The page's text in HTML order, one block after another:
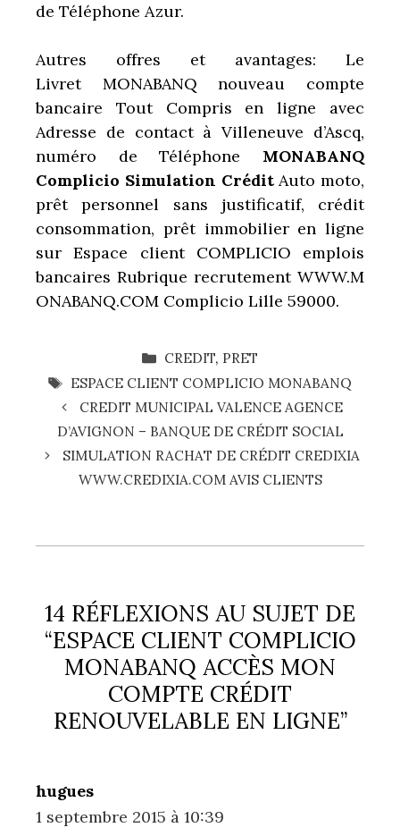
de Téléphone Azur.
Autres offres et avantages: Le
Livret MONABANQ nouveau compte
bancaire Tout Compris en ligne avec
Adresse de contact à Villeneuve d’Ascq,
numéro de Téléphone MONABANQ
Complicio Simulation CréditAuto moto,
prêt personnel sans justificatif, crédit
consommation, prêt immobilier en ligne
sur Espace client COMPLICIO emplois
bancaires Rubrique recrutement WWW.M
ONABANQ.COM Complicio Lille 59000.
CATÉGORIES
CREDIT, PRET
ÉTIQUETTES
ESPACE CLIENT COMPLICIO MONABANQ
CREDIT MUNICIPAL VALENCE AGENCE
D’AVIGNON – BANQUE DE CRÉDIT SOCIAL
SIMULATION RACHAT DE CRÉDIT CREDIXIA
WWW.CREDIXIA.COM AVIS CLIENTS
14 RÉFLEXIONS AU SUJET DE
“ESPACE CLIENT COMPLICIO
MONABANQ ACCÈS MON
COMPTE CRÉDIT
RENOUVELABLE EN LIGNE”
hugues
1 septembre 2015 à 10:39